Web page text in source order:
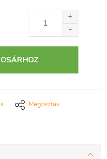
Megosztás